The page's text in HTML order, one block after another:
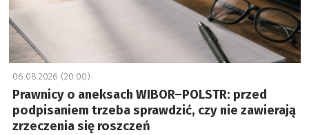
06.08.2026 (20:00)
Prawnicy o aneksach WIBOR–POLSTR: przed
podpisaniem trzeba sprawdzić, czy nie zawierają
zrzeczenia się roszczeń